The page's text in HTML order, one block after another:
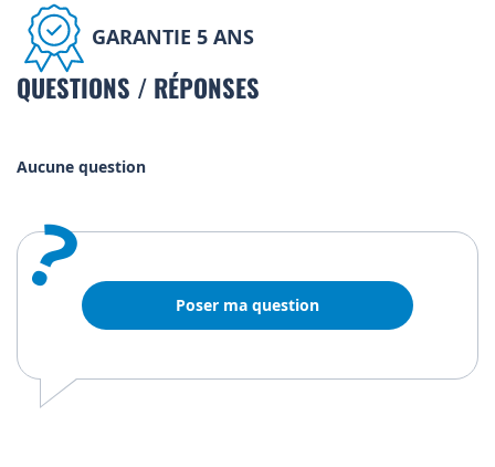
GARANTIE 5 ANS
QUESTIONS / RÉPONSES
Aucune question
? Poser ma question